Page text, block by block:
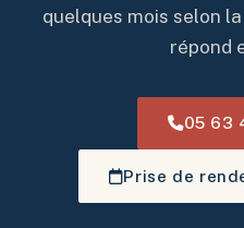
quelques mois selon
répond
05 63
Prise de